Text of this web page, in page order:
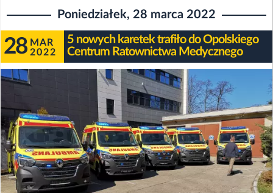
Poniedziałek, 28 marca 2022
28 MAR
2022
5 nowych karetek trafiło do Opolskiego
Centrum Ratownictwa Medycznego